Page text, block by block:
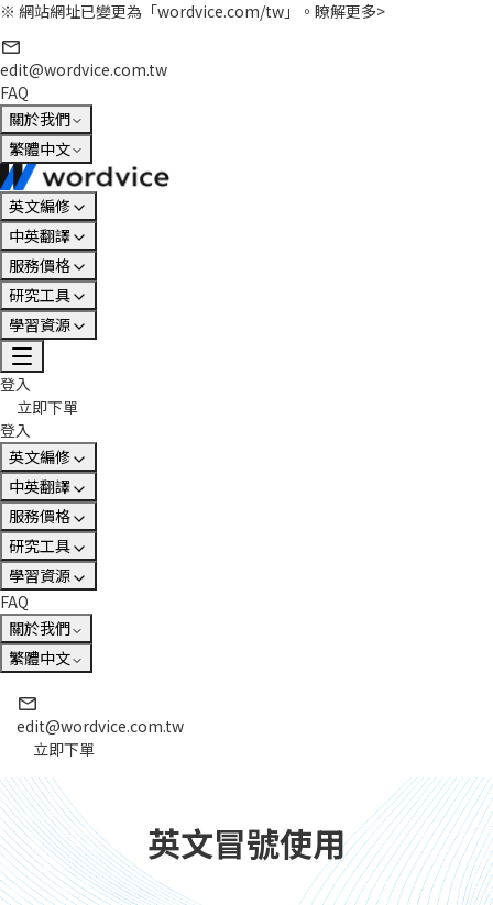
※ 網站網址已變更為「wordvice.com/tw」。 瞭解更多>
edit@wordvice.com.tw
FAQ
關於我們
繁體中文
英文編修
中英翻譯
服務價格
研究工具
學習資源
登入
立即下單
登入
英文編修
中英翻譯
服務價格
研究工具
學習資源
FAQ
關於我們
繁體中文
edit@wordvice.com.tw
立即下單
英文冒號使用